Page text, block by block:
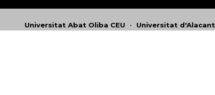
Universitat Abat Oliba CEU • Universitat d'Alacant